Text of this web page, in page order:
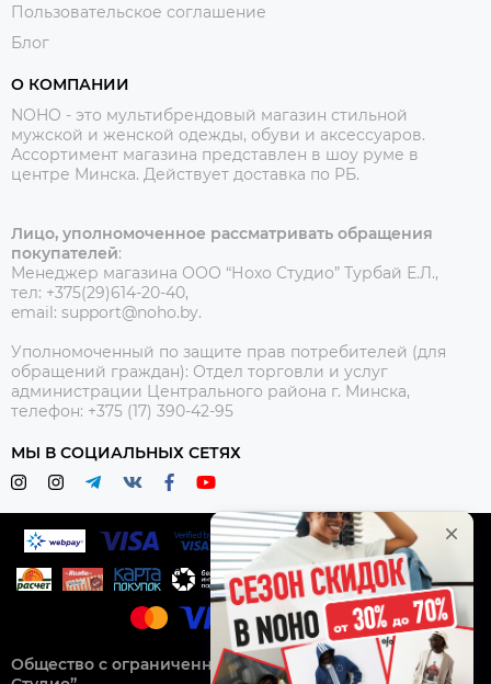
Пользовательское соглашение
Блог
О КОМПАНИИ
NOHO - это мультибрендовый магазин стильной
мужской и женской одежды, обуви и аксессуаров.
Ассортимент магазина представлен в шоу руме в
центре Минска. Действует доставка по РБ.
Лицо, уполномоченное рассматривать обращения
покупателей:
Менеджер магазина ООО “Нохо Студио” Турбай Е.Л.,
тел: +375(29)614-20-40,
email: support@noho.by.
Уполномоченный по защите прав потребителей (для
обращений граждан): Отдел торговли и услуг
администрации Центрального района г. Минска,
телефон: +375 (17) 390-42-95
МЫ В СОЦИАЛЬНЫХ СЕТЯХ
Общество с ограниченной ответственностью “Нохо